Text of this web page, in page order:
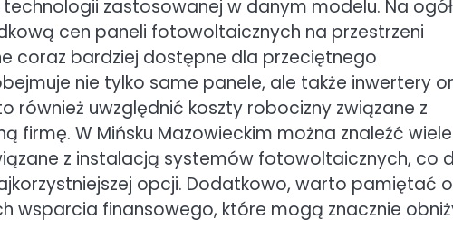
zastosowanej w danym modelu. Na ogół
cen paneli fotowoltaicznych na przestrzeni
coraz bardziej dostępne dla przeciętnego
nie tylko same panele, ale także inwertery
uwzględnić koszty robocizny związane z
firmę. W Mińsku Mazowieckim można znaleźć wiele
z instalacją systemów fotowoltaicznych, co
opcji. Dodatkowo, warto pamiętać o
finansowego, które mogą znacznie